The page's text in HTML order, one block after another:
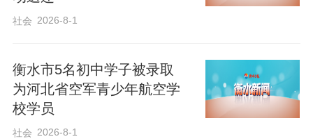
星”精神、载人航天精神、探月精神和新时
竭动力。中国航天人正以勃发之姿，逐梦
苍穹，向着建设航天强国的目标奋楫前
行。
社会 2026-8-1
衡水市5名初中学子被录取
为河北省空军青少年航空学
校学员
社会 2026-8-1